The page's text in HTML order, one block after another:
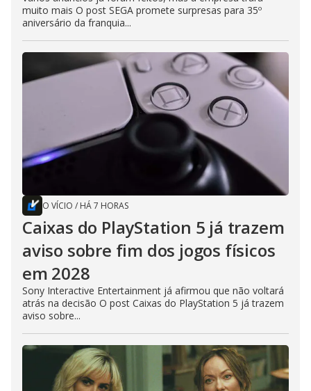
muito mais O post SEGA promete surpresas para 35º
aniversário da franquia...
O VÍCIO / HÁ 7 HORAS
Caixas do PlayStation 5 já trazem
aviso sobre fim dos jogos físicos
em 2028
Sony Interactive Entertainment já afirmou que não voltará
atrás na decisão O post Caixas do PlayStation 5 já trazem
aviso sobre...